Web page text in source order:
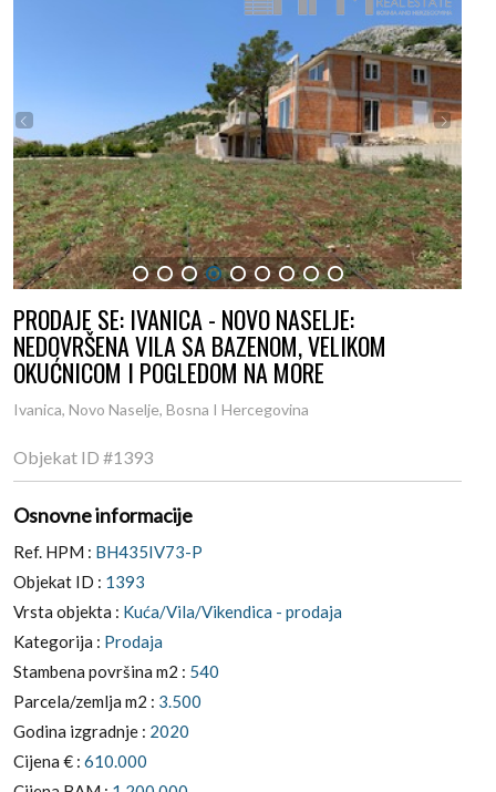
1 2 3 4 5 6 7 8 9
PRODAJE SE: IVANICA - NOVO NASELJE:
NEDOVRŠENA VILA SA BAZENOM, VELIKOM
OKUĆNICOM I POGLEDOM NA MORE
Ivanica, Novo Naselje, Bosna I Hercegovina
Objekat ID #1393
Osnovne informacije
Ref. HPM : BH435IV73-P
Objekat ID : 1393
Vrsta objekta : Kuća/Vila/Vikendica - prodaja
Kategorija : Prodaja
Stambena površina m2 : 540
Parcela/zemlja m2 : 3.500
Godina izgradnje : 2020
Cijena € : 610.000